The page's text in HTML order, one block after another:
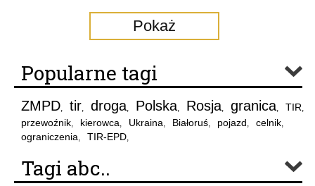
Pokaż
Popularne tagi
ZMPD, tir, droga, Polska, Rosja, granica, TIR,
przewoźnik, kierowca, Ukraina, Białoruś, pojazd, celnik,
ograniczenia, TIR-EPD,
Tagi abc..